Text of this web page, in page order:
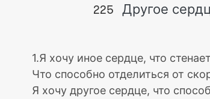
225 Другое
1.Я хочу иное сердце, что
Что способно отделиться от
Я хочу другое сердце, что